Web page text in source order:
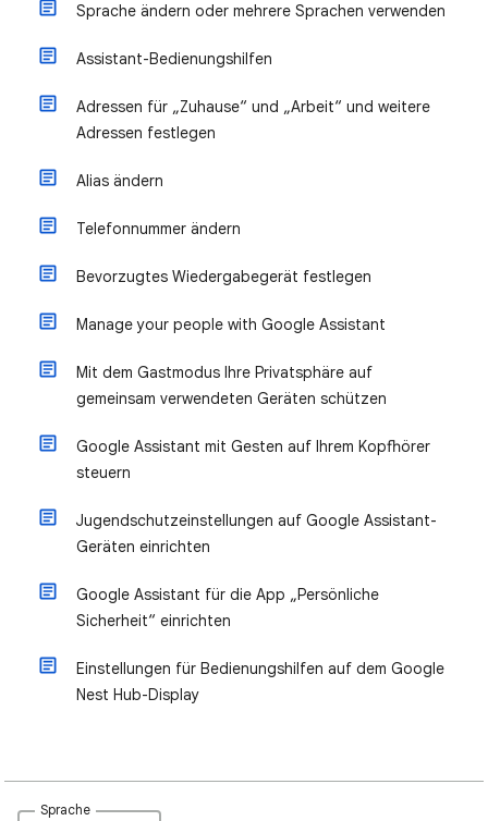
Sprache ändern oder mehrere Sprachen verwenden
Assistant-Bedienungshilfen
Adressen für „Zuhause“ und „Arbeit“ und weitere
Adressen festlegen
Alias ändern
Telefonnummer ändern
Bevorzugtes Wiedergabegerät festlegen
Manage your people with Google Assistant
Mit dem Gastmodus Ihre Privatsphäre auf
gemeinsam verwendeten Geräten schützen
Google Assistant mit Gesten auf Ihrem Kopfhörer
steuern
Jugendschutzeinstellungen auf Google Assistant-
Geräten einrichten
Google Assistant für die App „Persönliche
Sicherheit“ einrichten
Einstellungen für Bedienungshilfen auf dem Google
Nest Hub-Display
Sprache